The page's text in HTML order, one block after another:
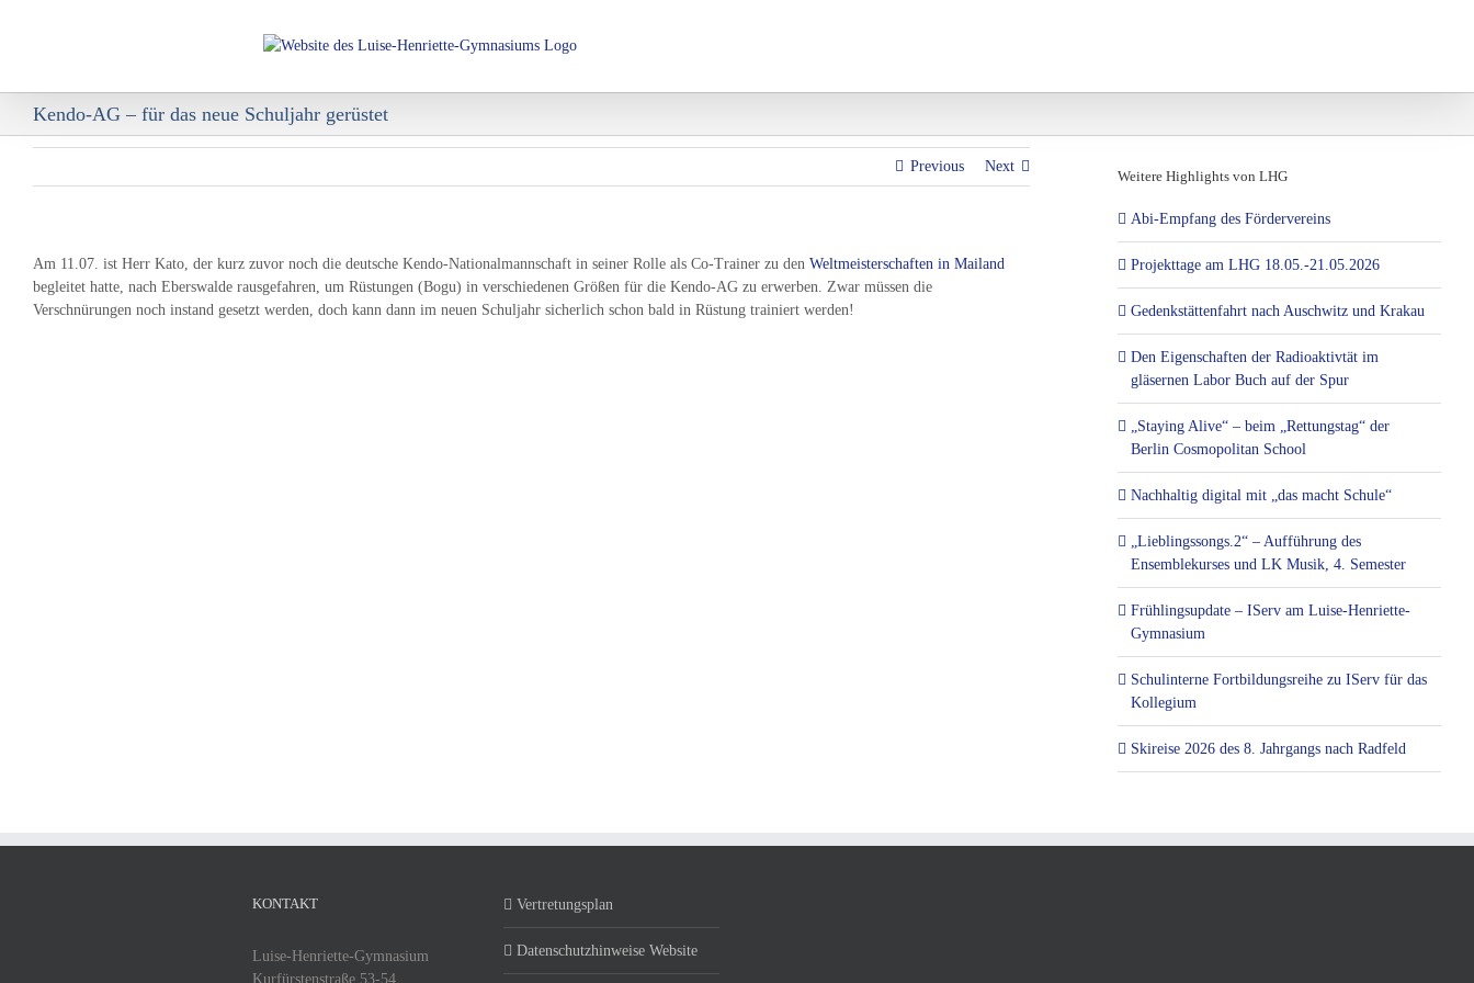
Kendo-AG – für das neue Schuljahr gerüstet
Previous Next
Am 11.07. ist Herr Kato, der kurz zuvor noch die deutsche Kendo-Nationalmannschaft in seiner Rolle als Co-Trainer zu den Weltmeisterschaften in Mailand
begleitet hatte, nach Eberswalde rausgefahren, um Rüstungen (Bogu) in verschiedenen Größen für die Kendo-AG zu erwerben. Zwar müssen die
Verschnürungen noch instand gesetzt werden, doch kann dann im neuen Schuljahr sicherlich schon bald in Rüstung trainiert werden!
Weitere Highlights von LHG
Abi-Empfang des Fördervereins
Projekttage am LHG 18.05.-21.05.2026
Gedenkstättenfahrt nach Auschwitz und Krakau
Den Eigenschaften der Radioaktivtät im
gläsernen Labor Buch auf der Spur
„Staying Alive“ – beim „Rettungstag“ der
Berlin Cosmopolitan School
Nachhaltig digital mit „das macht Schule“
„Lieblingssongs.2“ – Aufführung des
Ensemblekurses und LK Musik, 4. Semester
Frühlingsupdate – IServ am Luise-Henriette-
Gymnasium
Schulinterne Fortbildungsreihe zu IServ für das
Kollegium
Skireise 2026 des 8. Jahrgangs nach Radfeld
KONTAKT
Luise-Henriette-Gymnasium
Kurfürstenstraße 53-54
Vertretungsplan
Datenschutzhinweise Website